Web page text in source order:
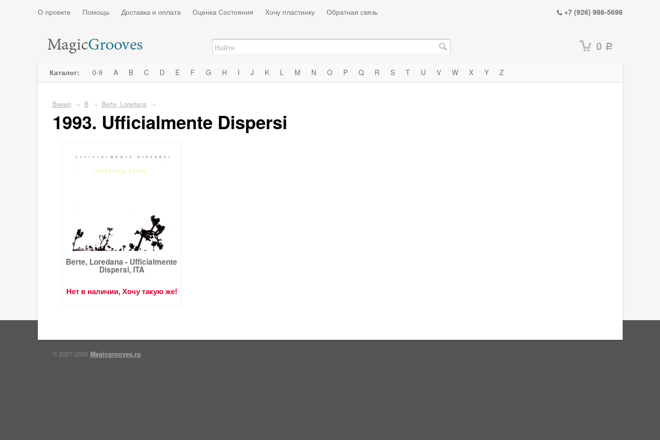
О проекте Помощь Доставка и оплата Оценка Состояния Хочу пластинку Обратная связь +7 (926) 986-5696
0 Р
Каталог: 0-9 A B C D E F G H I J K L M N O P Q R S T U V W X Y Z
Винил → B → Berte, Loredana →
1993. Ufficialmente Dispersi
Berte, Loredana - Ufficialmente
Dispersi, ITA
Нет в наличии, Хочу такую же!
© 2007-2026 Magicgrooves.ru